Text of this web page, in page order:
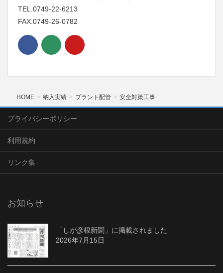
TEL.0749-22-6213
FAX.0749-26-0782
HOME 納入実績 プラント配管 安全対策工事
プライバシーポリシー
利用規約
リンク集
お知らせ
「しが彦根新聞」に掲載されました
2026年7月15日